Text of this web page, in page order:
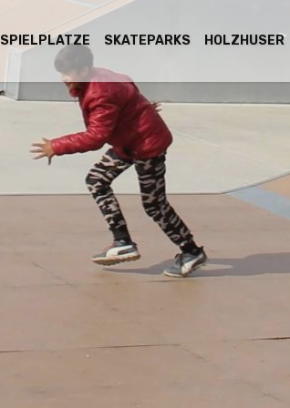
SPIELPLATZE SKATEPARKS HOLZHӒUSER